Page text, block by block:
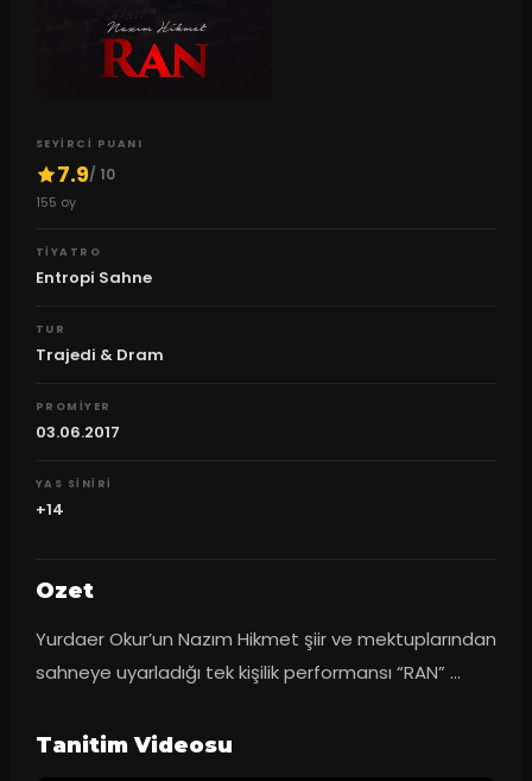
SEYIRCI PUANI
7.9/ 10
155 oy
TIYATRO
Entropi Sahne
TUR
Trajedi & Dram
PROMIYER
03.06.2017
YAS SINIRI
+14
Ozet
Yurdaer Okur’un Nazım Hikmet şiir ve mektuplarından
sahneye uyarladığı tek kişilik performansı “RAN” ...
Tanitim Videosu